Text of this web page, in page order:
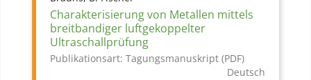
Charakterisierung von Metallen mittels
breitbandiger luftgekoppelter
Ultraschallprüfung
Publikationsart: Tagungsmanuskript (PDF)
Deutsch